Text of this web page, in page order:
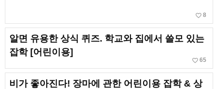
favorite_border 8
알면 유용한 상식 퀴즈. 학교와 집에서 쓸모 있는
잡학 [어린이용]
favorite_border 65
비가 좋아진다! 장마에 관한 어린이용 잡학 & 상